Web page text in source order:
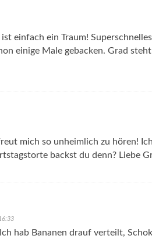
einfach ein Traum!
einige Male gebacken. Grad
mich so unheimlich zu hören!
backst du denn? Liebe
hab Bananen drauf verteilt,